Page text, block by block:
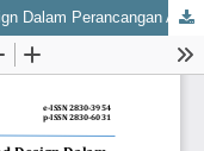
Implementasi Metode Goal-Directed Design Dalam Perancangan Antarmuka Website MDMC Kabupaten Klaten Berbasis Kebutuhan Pengguna